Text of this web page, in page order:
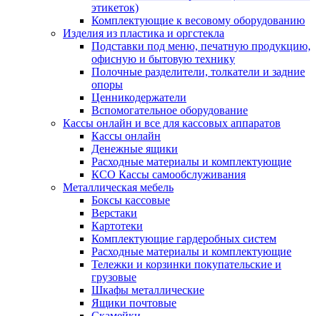
этикеток)
Комплектующие к весовому оборудованию
Изделия из пластика и оргстекла
Подставки под меню, печатную продукцию,
офисную и бытовую технику
Полочные разделители, толкатели и задние
опоры
Ценникодержатели
Вспомогательное оборудование
Кассы онлайн и все для кассовых аппаратов
Кассы онлайн
Денежные ящики
Расходные материалы и комплектующие
КСО Кассы самообслуживания
Металлическая мебель
Боксы кассовые
Верстаки
Картотеки
Комплектующие гардеробных систем
Расходные материалы и комплектующие
Тележки и корзинки покупательские и
грузовые
Шкафы металлические
Ящики почтовые